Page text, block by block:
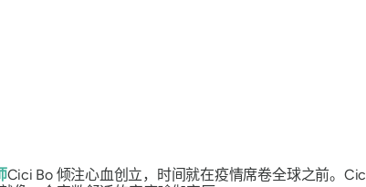
Cici Bo 倾注心血创立，时间就在疫情席卷全球之前。